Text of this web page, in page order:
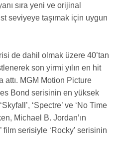
sıra yeni ve orijinal
seviyeye taşımak için uygun
de dahil olmak üzere 40’tan
son yirmi yılın en hit
attı. MGM Motion Picture
Bond serisinin en yüksek
‘Spectre’ ve ‘No Time
Michael B. Jordan’ın
film serisiyle ‘Rocky’ serisinin